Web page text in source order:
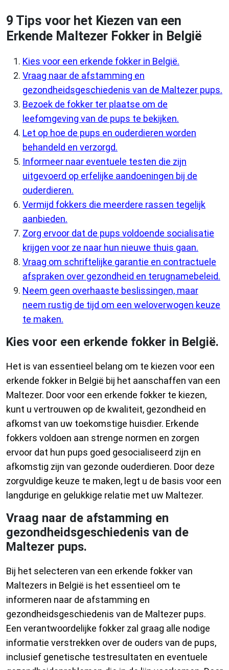
9 Tips voor het Kiezen van een
Erkende Maltezer Fokker in België
Kies voor een erkende fokker in België.
Vraag naar de afstamming en
gezondheidsgeschiedenis van de Maltezer pups.
Bezoek de fokker ter plaatse om de
leefomgeving van de pups te bekijken.
Let op hoe de pups en ouderdieren worden
behandeld en verzorgd.
Informeer naar eventuele testen die zijn
uitgevoerd op erfelijke aandoeningen bij de
ouderdieren.
Vermijd fokkers die meerdere rassen tegelijk
aanbieden.
Zorg ervoor dat de pups voldoende socialisatie
krijgen voor ze naar hun nieuwe thuis gaan.
Vraag om schriftelijke garantie en contractuele
afspraken over gezondheid en terugnamebeleid.
Neem geen overhaaste beslissingen, maar
neem rustig de tijd om een weloverwogen keuze
te maken.
Kies voor een erkende fokker in België.
Het is van essentieel belang om te kiezen voor een
erkende fokker in België bij het aanschaffen van een
Maltezer. Door voor een erkende fokker te kiezen,
kunt u vertrouwen op de kwaliteit, gezondheid en
afkomst van uw toekomstige huisdier. Erkende
fokkers voldoen aan strenge normen en zorgen
ervoor dat hun pups goed gesocialiseerd zijn en
afkomstig zijn van gezonde ouderdieren. Door deze
zorgvuldige keuze te maken, legt u de basis voor een
langdurige en gelukkige relatie met uw Maltezer.
Vraag naar de afstamming en
gezondheidsgeschiedenis van de
Maltezer pups.
Bij het selecteren van een erkende fokker van
Maltezers in België is het essentieel om te
informeren naar de afstamming en
gezondheidsgeschiedenis van de Maltezer pups.
Een verantwoordelijke fokker zal graag alle nodige
informatie verstrekken over de ouders van de pups,
inclusief genetische testresultaten en eventuele